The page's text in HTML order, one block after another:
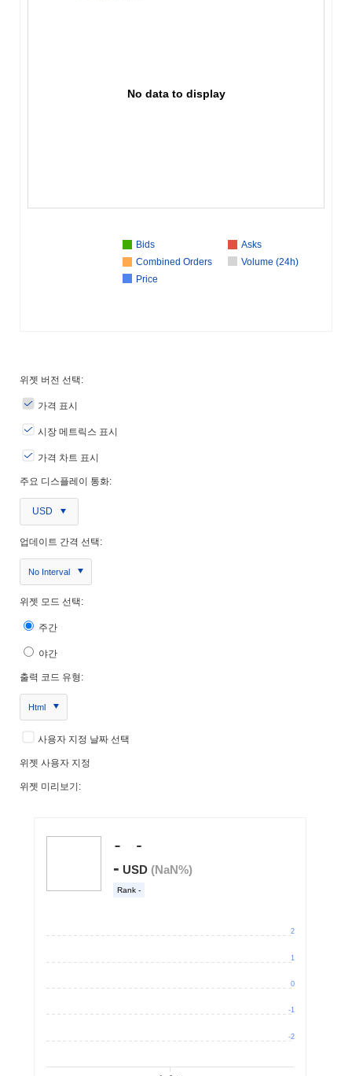
No data to display
Bids
Asks
Combined Orders
Volume (24h)
Price
위젯 버전 선택:
가격 표시
시장 메트릭스 표시
가격 차트 표시
주요 디스플레이 통화:
USD
업데이트 간격 선택:
No Interval
위젯 모드 선택:
주간
야간
출력 코드 유형:
Html
사용자 지정 날짜 선택
위젯 사용자 지정
위젯 미리보기: